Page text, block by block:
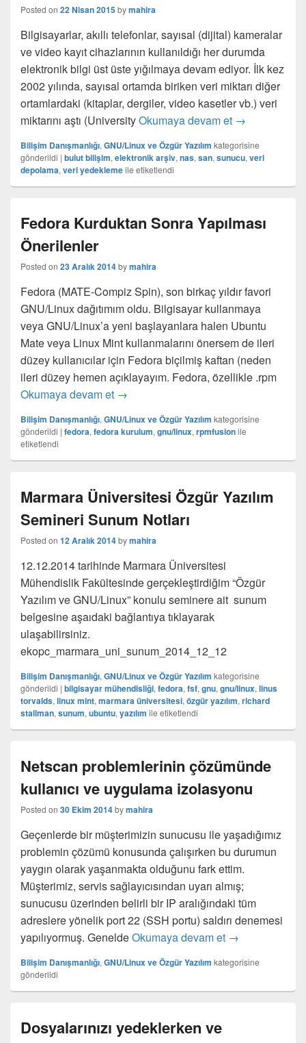
Posted on 22 Nisan 2015bymahira
Bilgisayarlar, akıllı telefonlar, sayısal (dijital) kameralar
ve video kayıt cihazlarının kullanıldığı her durumda
elektronik bilgi üst üste yığılmaya devam ediyor. İlk kez
2002 yılında, sayısal ortamda biriken veri miktarı diğer
ortamlardaki (kitaplar, dergiler, video kasetler vb.) veri
miktarını aştı (UniversityOkumaya devam et Sayısal bilgi
→
Bilişim Danışmanlığı, GNU/Linux ve Özgür Yazılım kategorisine
gönderildi | bulut bilişim, elektronik arşiv, nas, san, sunucu, veri
depolama, veri yedeklemeile etiketlendi
Fedora Kurduktan Sonra Yapılması
Önerilenler
Posted on 23 Aralık 2014bymahira
Fedora (MATE-Compiz Spin), son birkaç yıldır favori
GNU/Linux dağıtımım oldu. Bilgisayar kullanmaya
veya GNU/Linux’a yeni başlayanlara halen Ubuntu
Mate veya Linux Mint kullanmalarını önersem de ileri
düzey kullanıcılar için Fedora biçilmiş kaftan (neden
ileri düzey hemen açıklayayım. Fedora, özellikle .rpm
Okumaya devam et Fedora Kurduktan Sonra Yapılması
→
Bilişim Danışmanlığı, GNU/Linux ve Özgür Yazılım kategorisine
gönderildi | fedora, fedora kurulum, gnu/linux, rpmfusionile
etiketlendi
Marmara Üniversitesi Özgür Yazılım
Semineri Sunum Notları
Posted on 12 Aralık 2014bymahira
12.12.2014 tarihinde Marmara Üniversitesi
Mühendislik Fakültesinde gerçekleştirdiğim “Özgür
Yazılım ve GNU/Linux” konulu seminere ait sunum
belgesine aşaıdaki bağlantıya tıklayarak
ulaşabilirsiniz.
ekopc_marmara_uni_sunum_2014_12_12
Bilişim Danışmanlığı, GNU/Linux ve Özgür Yazılım kategorisine
gönderildi | bilgisayar mühendisliği, fedora, fsf, gnu, gnu/linux, linus
torvalds, linux mint, marmara üniversitesi, özgür yazılım, richard
stallman, sunum, ubuntu, yazılım ile etiketlendi
Netscan problemlerinin çözümünde
kullanıcı ve uygulama izolasyonu
Posted on 30 Ekim 2014bymahira
Geçenlerde bir müşterimizin sunucusu ile yaşadığımız
problemin çözümü konusunda çalışırken bu durumun
yaygın olarak yaşanmakta olduğunu fark ettim.
Müşterimiz, servis sağlayıcısından uyarı almış;
sunucusu üzerinden belirli bir IP aralığındaki tüm
adreslere yönelik port 22 (SSH portu) saldırı denemesi
yapılıyormuş. GeneldeOkumaya devam et Netscan
→
Bilişim Danışmanlığı, GNU/Linux ve Özgür Yazılım kategorisine
gönderildi
Dosyalarınızı yedeklerken ve